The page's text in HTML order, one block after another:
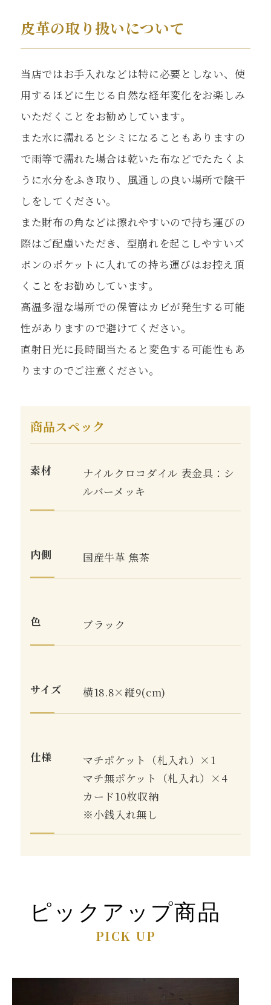
皮革の取り扱いについて
当店ではお手入れなどは特に必要としない、使
用するほどに生じる自然な経年変化をお楽しみ
いただくことをお勧めしています。
また水に濡れるとシミになることもありますの
で雨等で濡れた場合は乾いた布などでたたくよ
うに水分をふき取り、風通しの良い場所で陰干
しをしてください。
また財布の角などは擦れやすいので持ち運びの
際はご配慮いただき、型崩れを起こしやすいズ
ボンのポケットに入れての持ち運びはお控え頂
くことをお勧めしています。
高温多湿な場所での保管はカビが発生する可能
性がありますので避けてください。
直射日光に長時間当たると変色する可能性もあ
りますのでご注意ください。
商品スペック
素材
ナイルクロコダイル 表金具：シ
ルバーメッキ
内側 国産牛革 焦茶
色 ブラック
サイズ 横18.8×縦9(cm)
仕様
マチポケット（札入れ）×1
マチ無ポケット（札入れ）×4
カード10枚収納
※小銭入れ無し
ピックアップ商品
PICK UP